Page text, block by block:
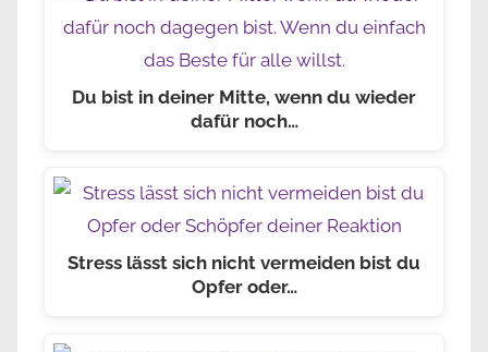
Du bist in deiner Mitte, wenn du wieder
dafür noch…
Stress lässt sich nicht vermeiden bist du
Opfer oder…